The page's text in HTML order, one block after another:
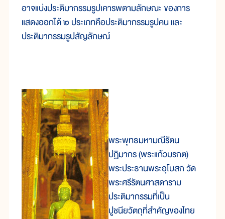
อาจแบ่งประติมากรรมรูปเคารพตามลักษณะ ของการ
แสดงออกได้ ๒ ประเภทคือประติมากรรมรูปคน และ
ประติมากรรมรูปสัญลักษณ์
พระพุทธมหามณีรัตน
ปฏิมากร (พระแก้วมรกต)
พระประธานพระอุโบสถ วัด
พระศรีรัตนศาสดาราม
ประติมากรรมที่เป็น
ปูชนียวัตถุที่สำคัญของไทย